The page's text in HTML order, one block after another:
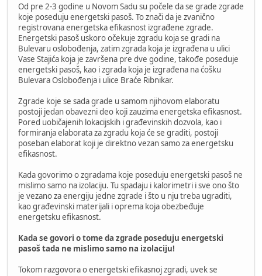
Od pre 2-3 godine u Novom Sadu su počele da se grade zgrade
koje poseduju energetski pasoš. To znači da je zvanično
registrovana energetska efikasnost izgrađene zgrade.
Energetski pasoš uskoro očekuje zgradu koja se gradi na
Bulevaru oslobođenja, zatim zgrada koja je izgrađena u ulici
Vase Stajića koja je završena pre dve godine, takođe poseduje
energetski pasoš, kao i zgrada koja je izgrađena na ćošku
Bulevara Oslobođenja i ulice Braće Ribnikar.
Zgrade koje se sada grade u samom njihovom elaboratu
postoji jedan obavezni deo koji zauzima energetska efikasnost.
Pored uobičajenih lokacijskih i građevinskih dozvola, kao i
formiranja elaborata za zgradu koja će se graditi, postoji
poseban elaborat koji je direktno vezan samo za energetsku
efikasnost.
Kada govorimo o zgradama koje poseduju energetski pasoš ne
mislimo samo na izolaciju. Tu spadaju i kalorimetri i sve ono što
je vezano za energiju jedne zgrade i što u nju treba ugraditi,
kao građevinski materijali i oprema koja obezbeđuje
energetsku efikasnost.
Kada se govori o tome da zgrade poseduju energetski
pasoš tada ne mislimo samo na izolaciju!
Tokom razgovora o energetski efikasnoj zgradi, uvek se